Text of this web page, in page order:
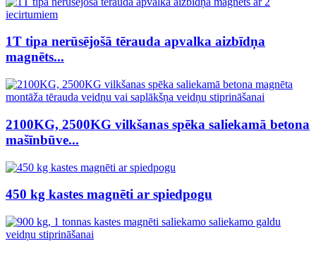
1T tipa nerūsējošā tērauda apvalka aizbīdņa
magnēts...
2100KG, 2500KG vilkšanas spēka saliekamā betona
mašīnbūve...
450 kg kastes magnēti ar spiedpogu